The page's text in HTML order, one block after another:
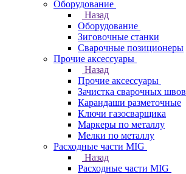
Оборудование
Назад
Оборудование
Зиговочные станки
Сварочные позиционеры
Прочие аксессуары
Назад
Прочие аксессуары
Зачистка сварочных швов
Карандаши разметочные
Ключи газосварщика
Маркеры по металлу
Мелки по металлу
Расходные части MIG
Назад
Расходные части MIG